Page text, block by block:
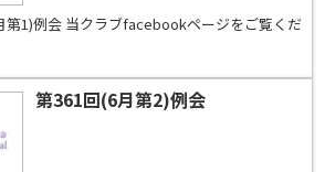
第1)例会 当クラブfacebookページをご覧くだ
第361回(6月第2)例会